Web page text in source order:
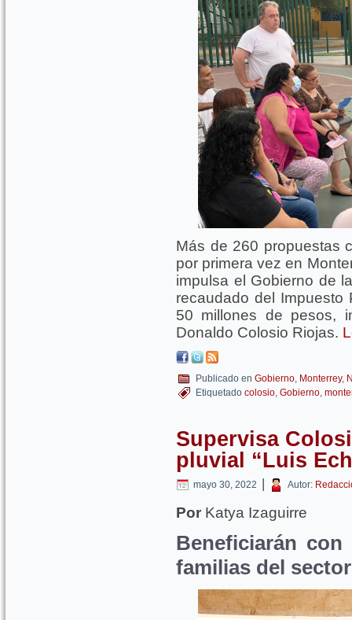
Más de 260 propuestas
por primera vez en
impulsa el Gobierno de
recaudado del
50 millones de pesos,
Donaldo Colosio Riojas.
Publicado en Gobierno, Monterrey,
Etiquetado colosio, Gobierno,
Supervisa
pluvial “Luis
mayo 30, 2022 | Autor:
Por Katya Izaguirre
Beneficiarán
familias del sector